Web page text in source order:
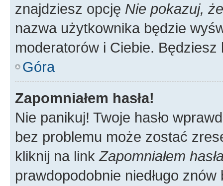
znajdziesz opcję Nie pokazuj,
nazwa użytkownika będzie
moderatorów i Ciebie.
Góra
Zapomniałem hasła!
Nie panikuj! Twoje hasło
bez problemu może zostać
kliknij na linkZapomniałem
prawdopodobnie niedługo